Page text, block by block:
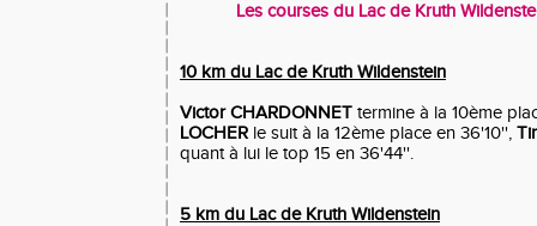
Les courses du Lac de Kruth
10 km du Lac de Kruth Wildenstein
Victor CHARDONNET termine à la 10ème
LOCHER le suit à la 12ème place en 36'10'',
quant à lui le top 15 en 36'44''.
5 km du Lac de Kruth Wildenstein